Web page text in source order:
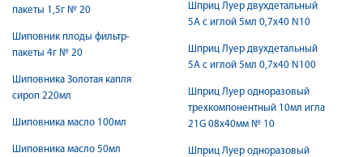
пакеты 1,5г № 20
Шиповник плоды фильтр-
пакеты 4г № 20
Шиповника Золотая капля
сироп 220мл
Шиповника масло 100мл
Шиповника масло 50мл
Шприц Луер двухдетальный
5А с иглой 5мл 0,7х40 N10
Шприц Луер двухдетальный
5А с иглой 5мл 0,7х40 N100
Шприц Луер одноразовый
трехкомпонентный 10мл игла
21G 08х40мм № 10
Шприц Луер одноразовый